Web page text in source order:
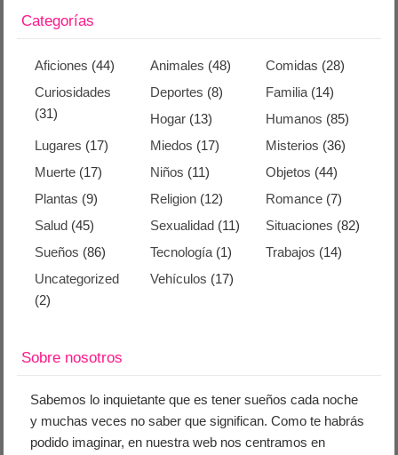
Categorías
Aficiones (44) Animales (48) Comidas (28)
Curiosidades
(31)
Deportes (8) Familia(14)
Hogar (13) Humanos (85)
Lugares (17) Miedos (17) Misterios (36)
Muerte (17) Niños (11) Objetos (44)
Plantas (9) Religion (12) Romance(7)
Salud (45) Sexualidad (11) Situaciones (82)
Sueños (86) Tecnología (1) Trabajos (14)
Uncategorized
(2)
Vehículos (17)
Sobre nosotros
Sabemos lo inquietante que es tener sueños cada noche
y muchas veces no saber que significan. Como te habrás
podido imaginar, en nuestra web nos centramos en